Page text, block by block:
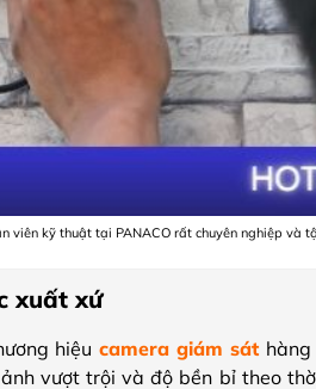
viên kỹ thuật tại PANACO rất chuyên nghiệp và
xuất xứ
hiệu camera giám sát
vượt trội và độ bền bỉ theo